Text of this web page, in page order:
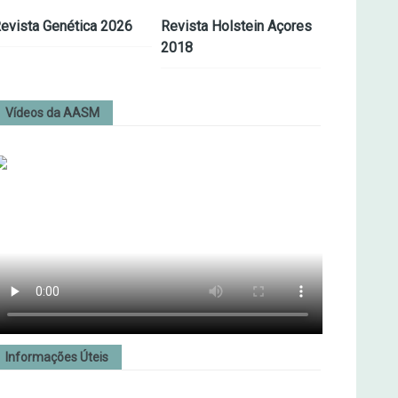
Genética 2026
Revista Holstein Açores
2018
Vídeos da AASM
Informações Úteis